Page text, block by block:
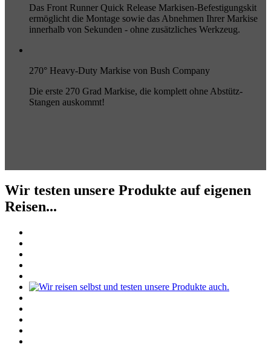
Das Front Runner Quick Release Markisen-Befestigungskit
ermöglicht die Montage sowie das Abnehmen Ihrer Markise
innerhalb von Sekunden - ohne zusätzliches Werkzeug.
270° Heavy-Duty Markise von Bush Company
Die erste 270 Grad Markise, die komplett ohne Abstütz-
Stangen auskommt!
Wir testen unsere Produkte auf eigenen
Reisen...